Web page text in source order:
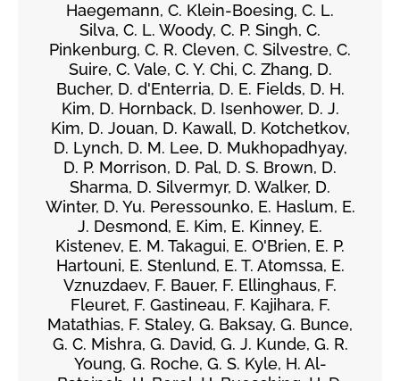
Haegemann, C. Klein-Boesing, C. L.
Silva, C. L. Woody, C. P. Singh, C.
Pinkenburg, C. R. Cleven, C. Silvestre, C.
Suire, C. Vale, C. Y. Chi, C. Zhang, D.
Bucher, D. d'Enterria, D. E. Fields, D. H.
Kim, D. Hornback, D. Isenhower, D. J.
Kim, D. Jouan, D. Kawall, D. Kotchetkov,
D. Lynch, D. M. Lee, D. Mukhopadhyay,
D. P. Morrison, D. Pal, D. S. Brown, D.
Sharma, D. Silvermyr, D. Walker, D.
Winter, D. Yu. Peressounko, E. Haslum, E.
J. Desmond, E. Kim, E. Kinney, E.
Kistenev, E. M. Takagui, E. O'Brien, E. P.
Hartouni, E. Stenlund, E. T. Atomssa, E.
Vznuzdaev, F. Bauer, F. Ellinghaus, F.
Fleuret, F. Gastineau, F. Kajihara, F.
Matathias, F. Staley, G. Baksay, G. Bunce,
G. C. Mishra, G. David, G. J. Kunde, G. R.
Young, G. Roche, G. S. Kyle, H. Al-